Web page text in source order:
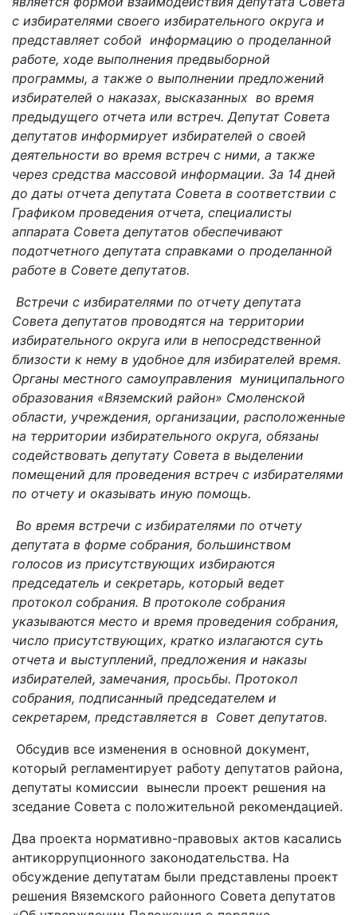
с избирателями своего избирательного округа и
представляет собой информацию о проделанной
работе, ходе выполнения предвыборной
программы, а также о выполнении предложений
избирателей о наказах, высказанных во время
предыдущего отчета или встреч. Депутат Совета
депутатов информирует избирателей о своей
деятельности во время встреч с ними, а также
через средства массовой информации. За 14 дней
до даты отчета депутата Совета в соответствии с
Графиком проведения отчета, специалисты
аппарата Совета депутатов обеспечивают
подотчетного депутата справками о проделанной
работе в Совете депутатов.
Встречи с избирателями по отчету депутата
Совета депутатов проводятся на территории
избирательного округа или в непосредственной
близости к нему в удобное для избирателей время.
Органы местного самоуправления муниципального
образования «Вяземский район» Смоленской
области, учреждения, организации, расположенные
на территории избирательного округа, обязаны
содействовать депутату Совета в выделении
помещений для проведения встреч с избирателями
по отчету и оказывать иную помощь.
Во время встречи с избирателями по отчету
депутата в форме собрания, большинством
голосов из присутствующих избираются
председатель и секретарь, который ведет
протокол собрания. В протоколе собрания
указываются место и время проведения собрания,
число присутствующих, кратко излагаются суть
отчета и выступлений, предложения и наказы
избирателей, замечания, просьбы. Протокол
собрания, подписанный председателем и
секретарем, представляется в Совет депутатов.
Обсудив все изменения в основной документ,
который регламентирует работу депутатов района,
депутаты комиссии вынесли проект решения на
зседание Совета с положительной рекомендацией.
Два проекта нормативно-правовых актов касались
антикоррупционного законодательства. На
обсуждение депутатам были представлены проект
решения Вяземского районного Совета депутатов